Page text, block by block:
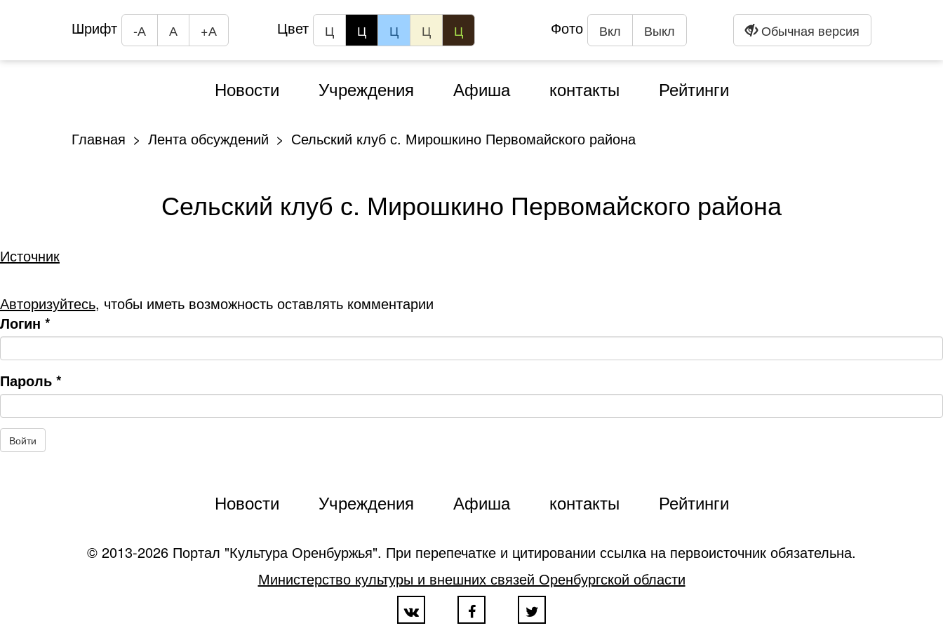
Шрифт -А А +А Цвет Ц Ц Ц Ц Ц Фото Вкл Выкл Обычная версия
Новости Учреждения Афиша контакты Рейтинги
Главная Лента обсуждений Сельский клуб с. Мирошкино Первомайского района
Сельский клуб с. Мирошкино Первомайского района
Источник
Авторизуйтесь, чтобы иметь возможность оставлять комментарии
Логин *
Пароль *
Новости Учреждения Афиша контакты Рейтинги
© 2013-2026 Портал "Культура Оренбуржья". При перепечатке и цитировании ссылка на первоисточник обязательна.
Министерство культуры и внешних связей Оренбургской области